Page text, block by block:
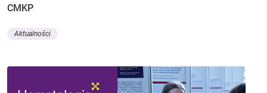
CMKP
Aktualności